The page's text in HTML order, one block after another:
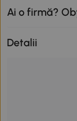
Ai o firmă?
Detalii